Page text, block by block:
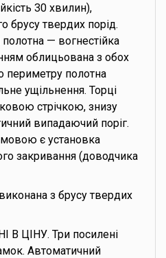
30 хвилин),
брусу твердих порід.
— вогнестійка
облицьована з обох
полотна
ущільнення. Торці
стрічкою, знизу
випадаючий поріг.
є установка
закривання (доводчика
з брусу твердих
ЦІНУ. Три посилені
Автоматичний